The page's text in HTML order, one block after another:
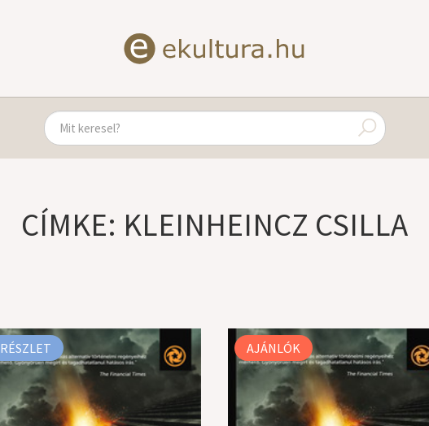
CÍMKE: KLEINHEINCZ CSILLA
RÉSZLET AJÁNLÓK